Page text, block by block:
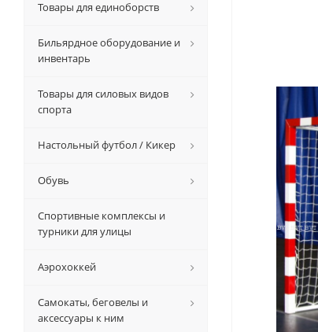
Товары для единоборств
Бильярдное оборудование и
инвентарь
Товары для силовых видов
спорта
Настольный футбол / Кикер
Обувь
Спортивные комплексы и
турники для улицы
Аэрохоккей
Самокаты, беговелы и
аксессуары к ним